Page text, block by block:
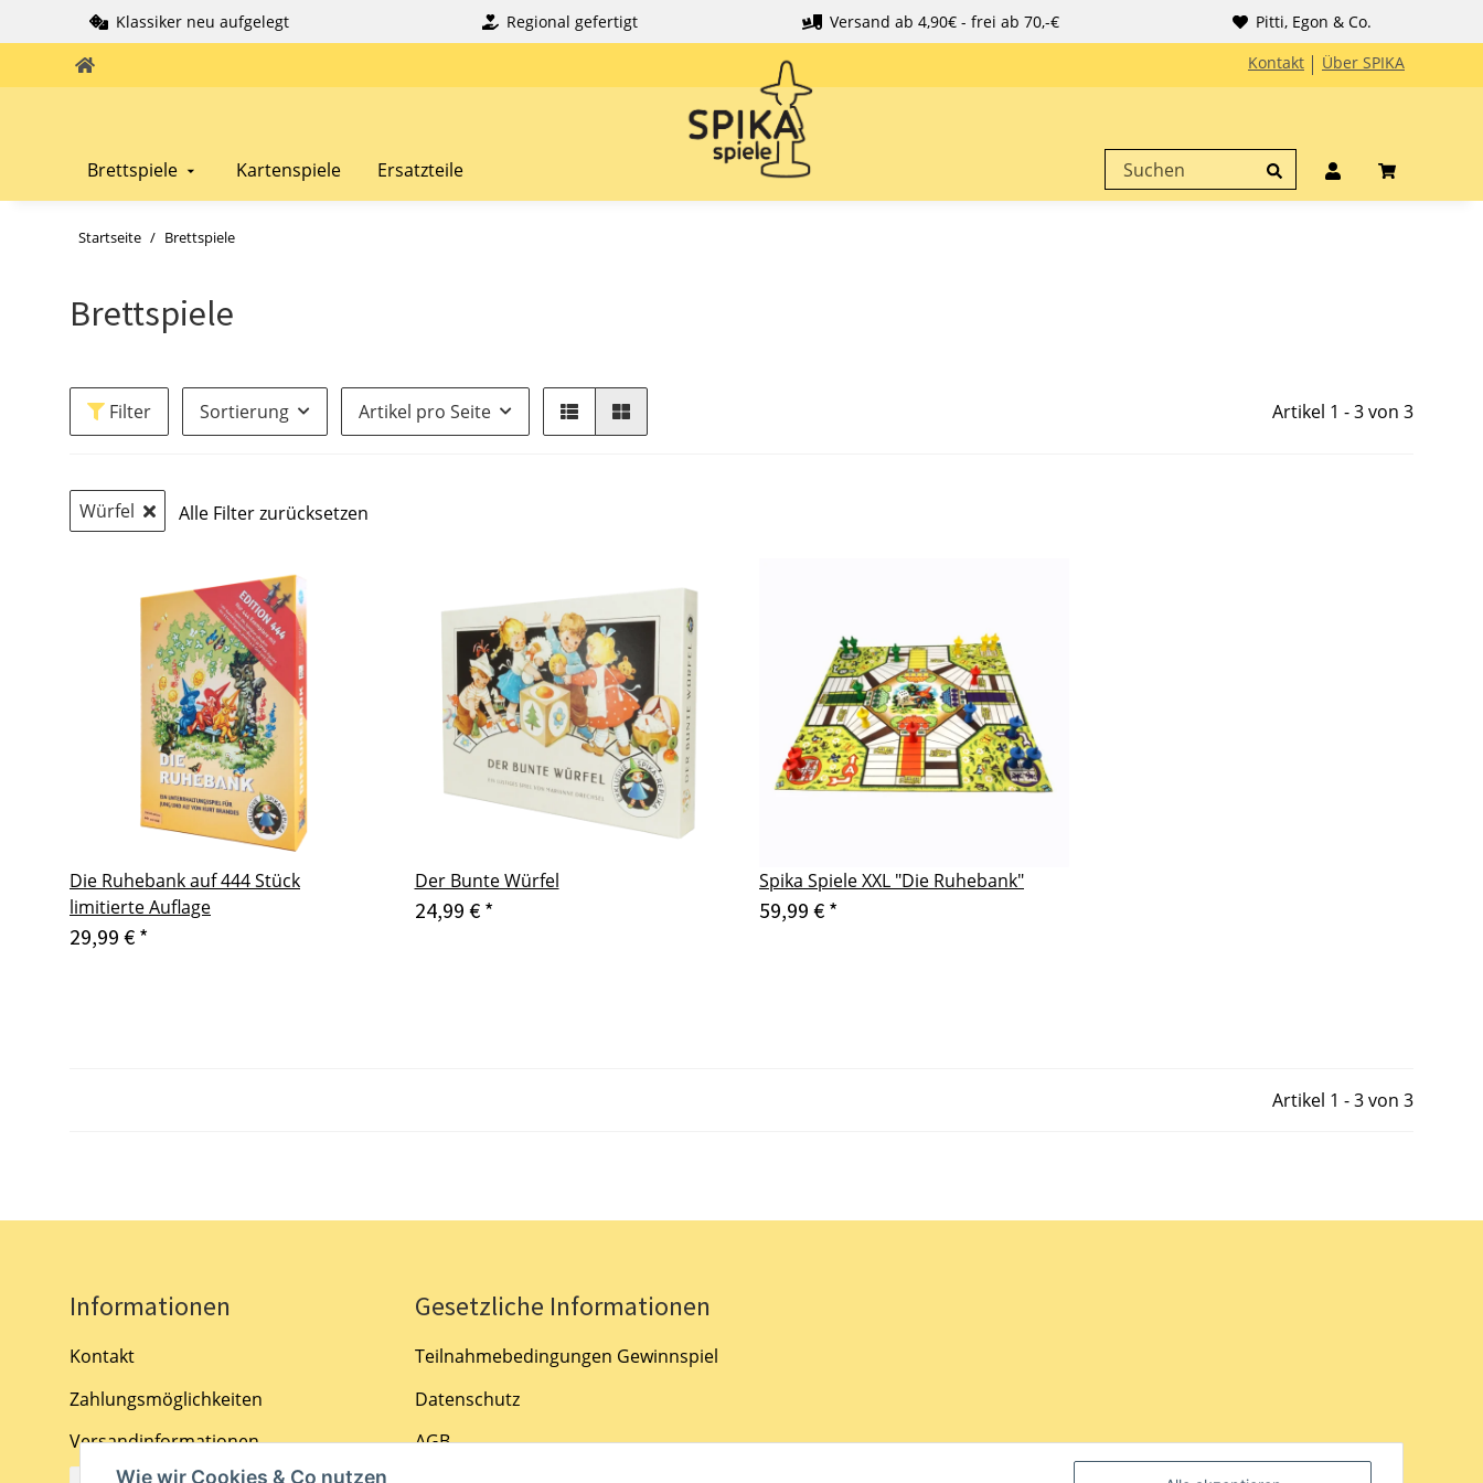
Klassiker neu aufgelegt Regional gefertigt Versand ab 4,90€ - frei ab 70,-€
Pitti, Egon & Co.
Kontakt
Über SPIKA
Brettspiele Kartenspiele Ersatzteile
Startseite Brettspiele
Brettspiele
Filter Sortierung Artikel pro Seite Artikel 1 - 3 von 3
Würfel Alle Filter zurücksetzen
Die Ruhebank auf 444 Stück
limitierte Auflage
29,99 € *
Der Bunte Würfel
24,99 € *
Spika Spiele XXL "Die Ruhebank"
59,99 € *
Artikel 1 - 3 von 3
Informationen
Kontakt
Zahlungsmöglichkeiten
Versandinformationen
Gesetzliche Informationen
Teilnahmebedingungen Gewinnspiel
Datenschutz
AGB
Wie wir Cookies & Co nutzen